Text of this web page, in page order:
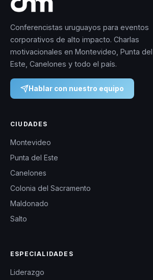
Conferencistas uruguayos para eventos
corporativos de alto impacto. Charlas
motivacionales en Montevideo, Punta del
Este, Canelones y todo el país.
Hablar con nuestro equipo
CIUDADES
Montevideo
Punta del Este
Canelones
Colonia del Sacramento
Maldonado
Salto
ESPECIALIDADES
Liderazgo